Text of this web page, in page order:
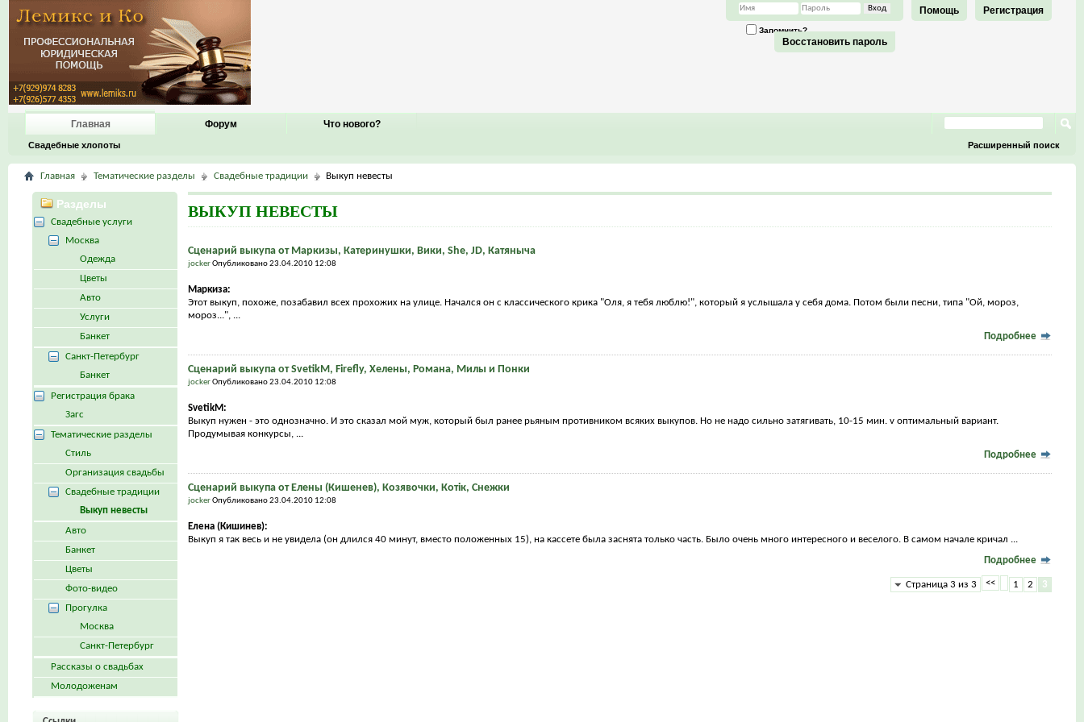
Регистрация
Помощь
Запомнить?
Восстановить пароль
Главная
Свадебные хлопоты
Форум Что нового?
Расширенный поиск
Главная Тематические разделы Свадебные традиции Выкуп невесты
ВЫКУП НЕВЕСТЫ
Сценарий выкупа от Маркизы, Катеринушки, Вики, She, JD, Катяныча
jockerОпубликовано 23.04.2010 12:08
Маркиза:
Этот выкуп, похоже, позабавил всех прохожих на улице. Начался он с классического крика "Оля, я тебя люблю!", который я услышала у себя дома. Потом были песни, типа "Ой, мороз,
мороз...", ...
Подробнее
Сценарий выкупа от SvetikM, Firefly, Хелены, Романа, Милы и Понки
jockerОпубликовано 23.04.2010 12:08
SvetikM:
Выкуп нужен - это однозначно. И это сказал мой муж, который был ранее рьяным противником всяких выкупов. Но не надо сильно затягивать, 10-15 мин. v оптимальный вариант.
Продумывая конкурсы, ...
Подробнее
Сценарий выкупа от Елены (Кишенев), Козявочки, Котiк, Снежки
jockerОпубликовано 23.04.2010 12:08
Елена (Кишинев):
Выкуп я так весь и не увидела (он длился 40 минут, вместо положенных 15), на кассете была заснята только часть. Было очень много интересного и веселого. В самом начале кричал ...
Подробнее
Страница 3 из 3 << 1 2 3
Разделы
Свадебные услуги
Москва
Одежда
Цветы
Авто
Услуги
Банкет
Санкт-Петербург
Банкет
Регистрация брака
Загс
Тематические разделы
Стиль
Организация свадьбы
Свадебные традиции
Выкуп невесты
Авто
Банкет
Цветы
Фото-видео
Прогулка
Москва
Санкт-Петербург
Рассказы о свадьбах
Молодоженам